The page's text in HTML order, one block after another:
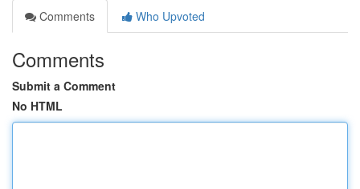
Comments
Who Upvoted
Comments
Submit a Comment
No HTML